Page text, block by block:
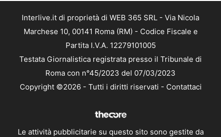
Interlive.it di proprietà di WEB 365 SRL - Via Nicola
Marchese 10, 00141 Roma (RM) - Codice Fiscale e
Partita I.V.A. 12279101005
Testata Giornalistica registrata presso il Tribunale di
Roma con n°45/2023 del 07/03/2023
Copyright ©2026 - Tutti i diritti riservati - Contattaci
Le attività pubblicitarie su questo sito sono gestite da